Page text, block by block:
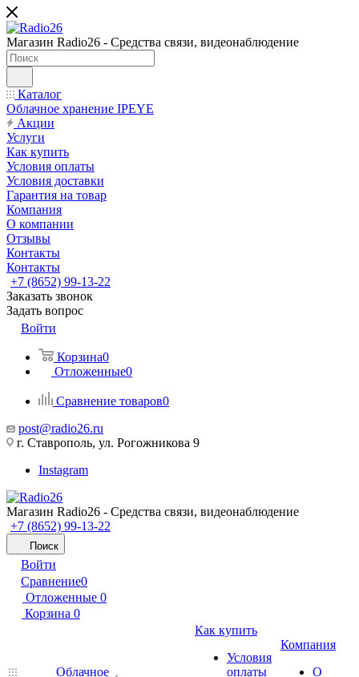
Магазин Radio26 - Средства связи, видеонаблюдение
Каталог
Облачное хранение IPEYE
Акции
Услуги
Как купить
Условия оплаты
Условия доставки
Гарантия на товар
Компания
О компании
Отзывы
Контакты
Контакты
+7 (8652) 99-13-22
Заказать звонок
Задать вопрос
Войти
Корзина0
Отложенные0
Сравнение товаров0
post@radio26.ru
г. Ставрополь, ул. Рогожникова 9
Instagram
Магазин Radio26 - Средства связи, видеонаблюдение
+7 (8652) 99-13-22
Поиск
Войти
Сравнение0
Отложенные 0
Корзина 0
Облачное
Как купить
Условия
оплаты
Компания
О